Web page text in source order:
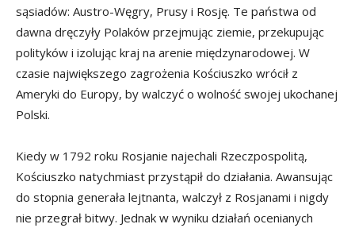
sąsiadów: Austro-Węgry, Prusy i Rosję. Te państwa od
dawna dręczyły Polaków przejmując ziemie, przekupując
polityków i izolując kraj na arenie międzynarodowej. W
czasie największego zagrożenia Kościuszko wrócił z
Ameryki do Europy, by walczyć o wolność swojej ukochanej
Polski.
Kiedy w 1792 roku Rosjanie najechali Rzeczpospolitą,
Kościuszko natychmiast przystąpił do działania. Awansując
do stopnia generała lejtnanta, walczył z Rosjanami i nigdy
nie przegrał bitwy. Jednak w wyniku działań ocenianych